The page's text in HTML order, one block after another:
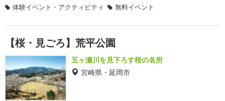
体験イベント・アクティビティ 無料イベント
【桜・見ごろ】荒平公園
五ヶ瀬川を見下ろす桜の名所
宮崎県・延岡市